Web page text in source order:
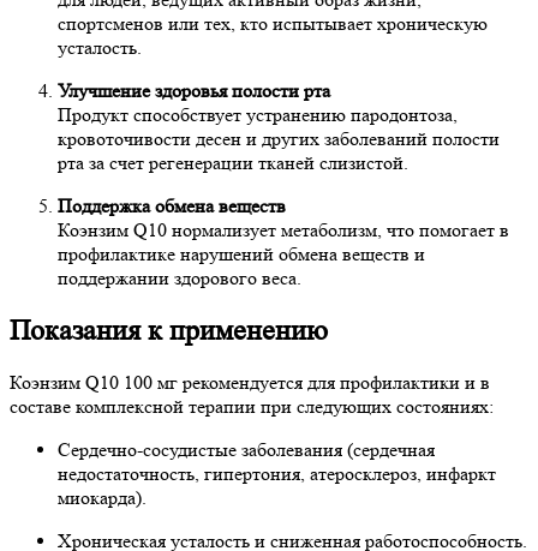
спортсменов или тех, кто испытывает хроническую
усталость.
Улучшение здоровья полости рта
Продукт способствует устранению пародонтоза,
кровоточивости десен и других заболеваний полости
рта за счет регенерации тканей слизистой.
Поддержка обмена веществ
Коэнзим Q10 нормализует метаболизм, что помогает в
профилактике нарушений обмена веществ и
поддержании здорового веса.
Показания к применению
Коэнзим Q10 100 мг рекомендуется для профилактики и в
составе комплексной терапии при следующих состояниях:
Сердечно-сосудистые заболевания (сердечная
недостаточность, гипертония, атеросклероз, инфаркт
миокарда).
Хроническая усталость и сниженная работоспособность.